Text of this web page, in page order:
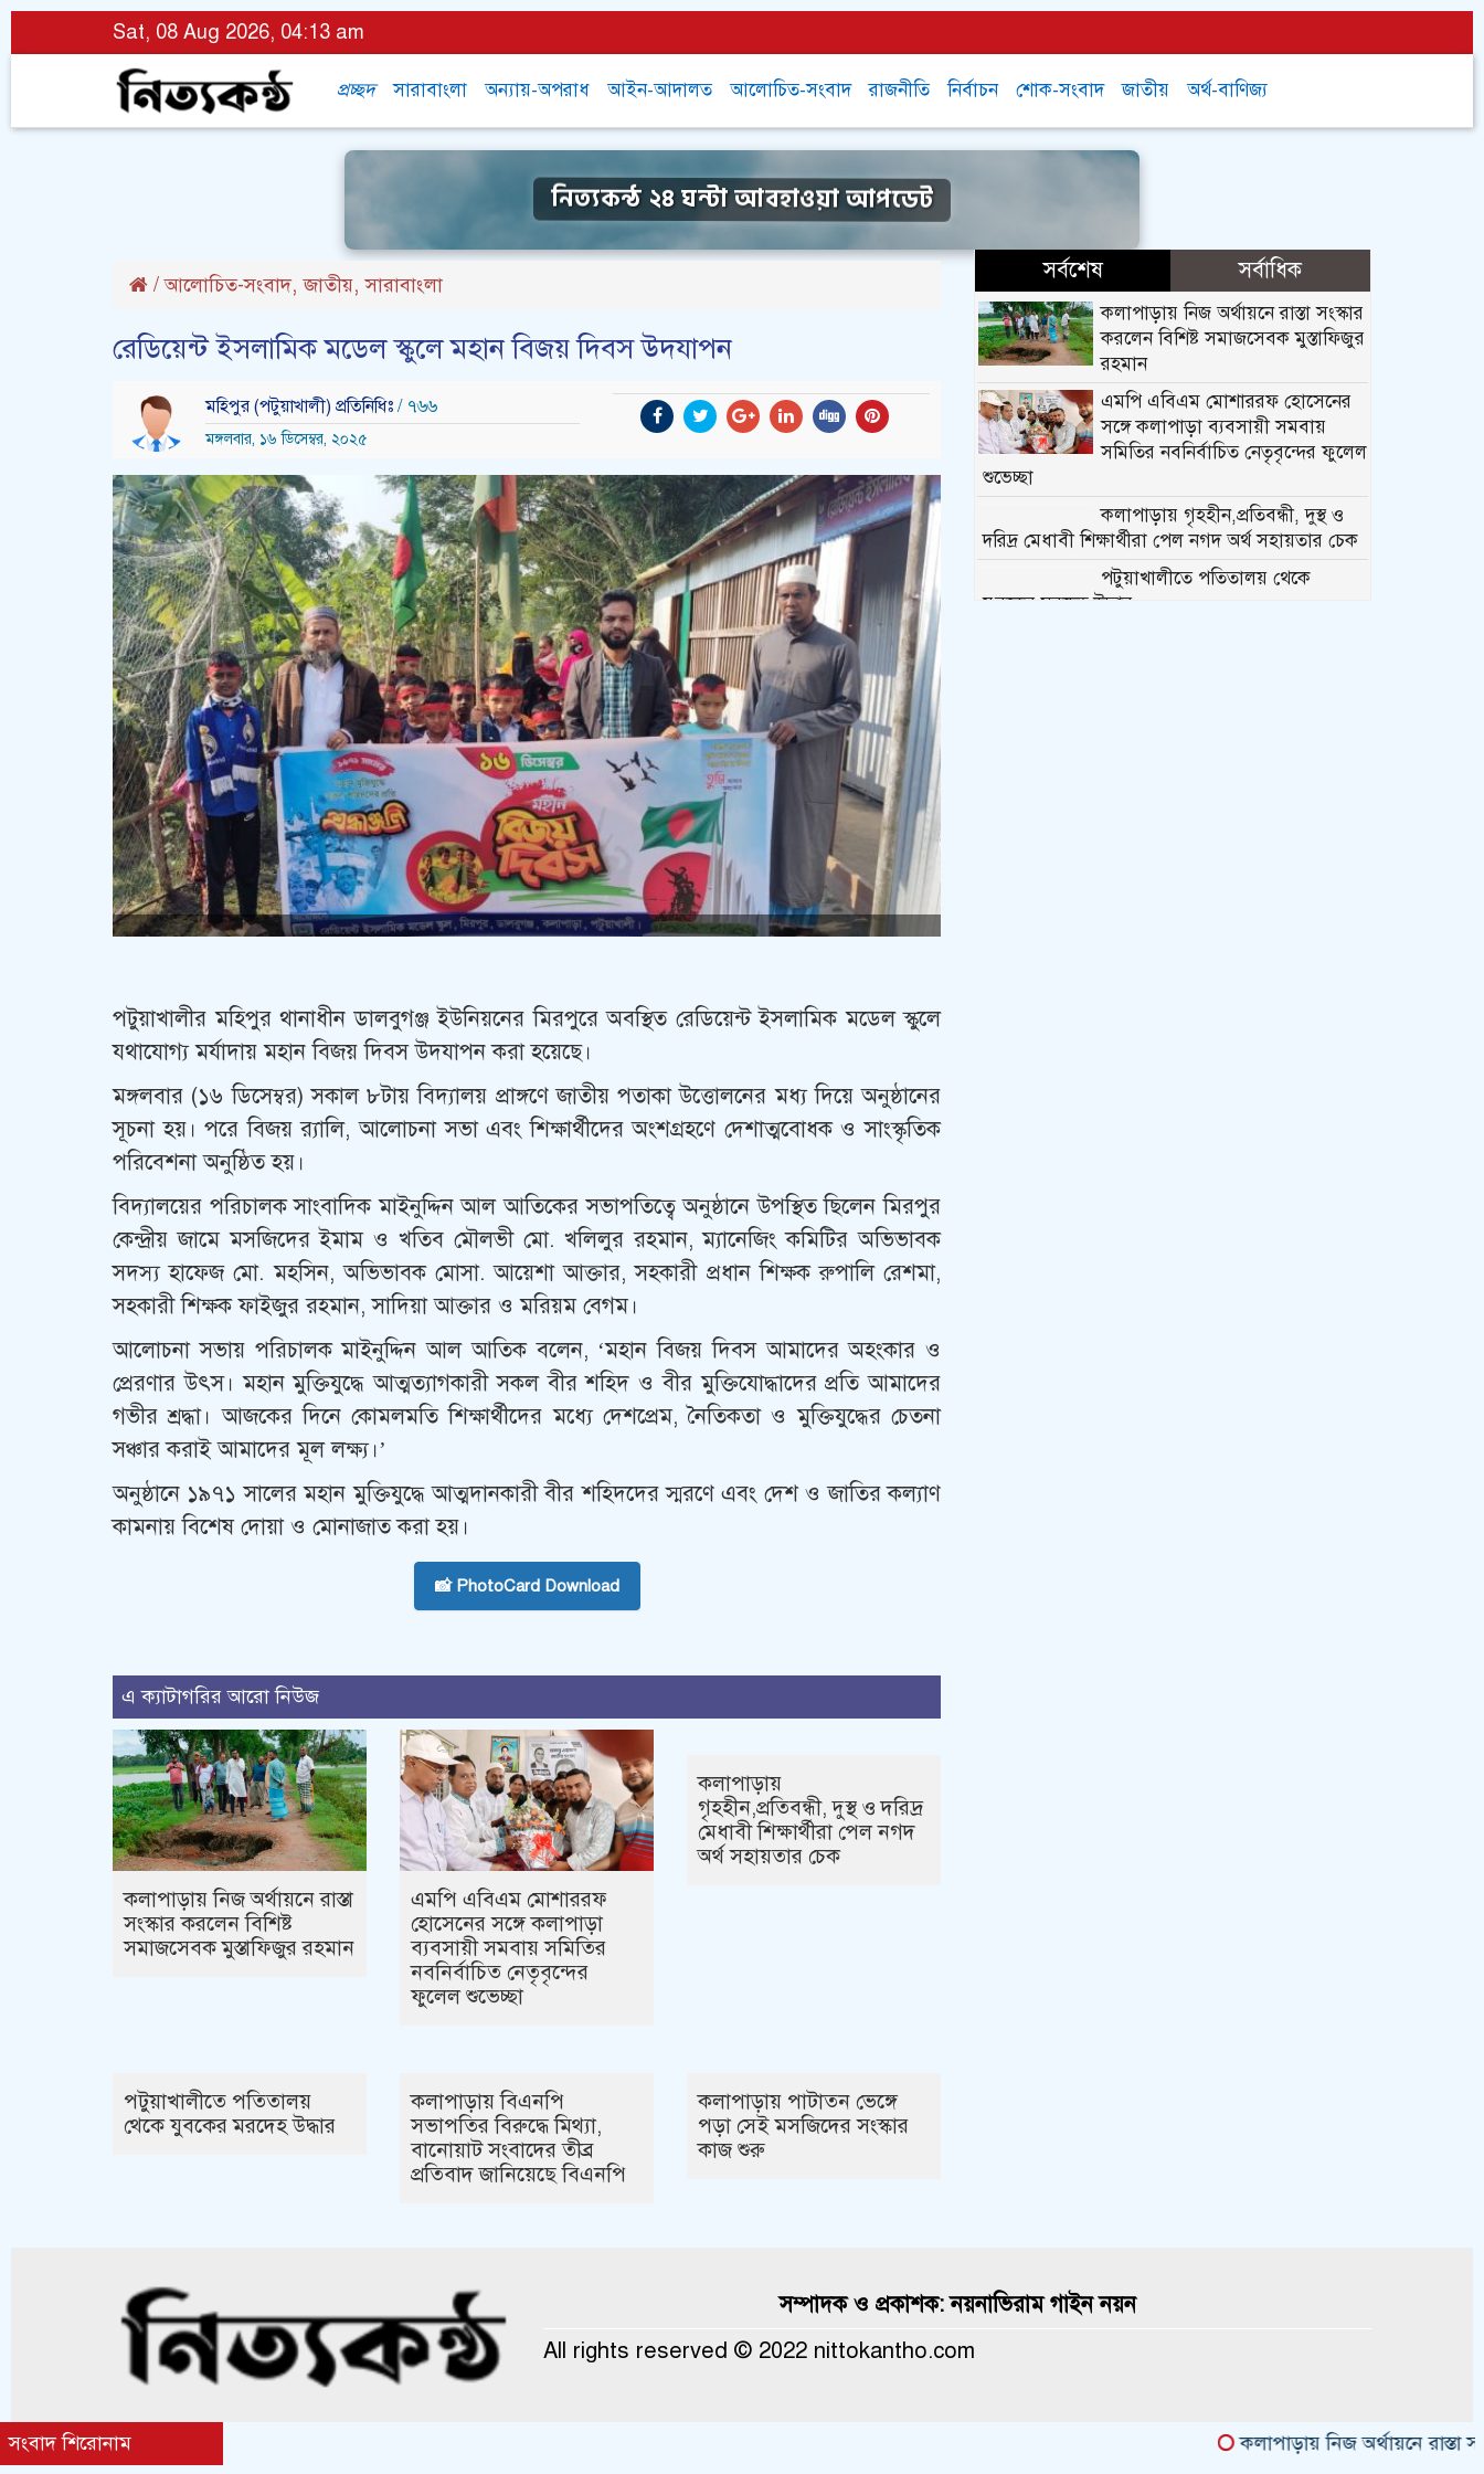
Sat, 08 Aug 2026, 04:13 am
প্রচ্ছদ সারাবাংলা অন্যায়-অপরাধ আইন-আদালত আলোচিত-সংবাদ রাজনীতি নির্বাচন শোক-সংবাদ জাতীয় অর্থ-বাণিজ্য
নিত্যকন্ঠ ২৪ ঘন্টা আবহাওয়া আপডেট
/আলোচিত-সংবাদ,জাতীয়,সারাবাংলা
রেডিয়েন্ট ইসলামিক মডেল স্কুলে মহান বিজয় দিবস উদযাপন
মহিপুর (পটুয়াখালী) প্রতিনিধিঃ / ৭৬৬
মঙ্গলবার, ১৬ ডিসেম্বর, ২০২৫
পটুয়াখালীর মহিপুর থানাধীন ডালবুগঞ্জ ইউনিয়নের মিরপুরে অবস্থিত রেডিয়েন্ট ইসলামিক মডেল স্কুলে
যথাযোগ্য মর্যাদায় মহান বিজয় দিবস উদযাপন করা হয়েছে।
মঙ্গলবার (১৬ ডিসেম্বর) সকাল ৮টায় বিদ্যালয় প্রাঙ্গণে জাতীয় পতাকা উত্তোলনের মধ্য দিয়ে অনুষ্ঠানের
সূচনা হয়। পরে বিজয় র‌্যালি, আলোচনা সভা এবং শিক্ষার্থীদের অংশগ্রহণে দেশাত্মবোধক ও সাংস্কৃতিক
পরিবেশনা অনুষ্ঠিত হয়।
বিদ্যালয়ের পরিচালক সাংবাদিক মাইনুদ্দিন আল আতিকের সভাপতিত্বে অনুষ্ঠানে উপস্থিত ছিলেন মিরপুর
কেন্দ্রীয় জামে মসজিদের ইমাম ও খতিব মৌলভী মো. খলিলুর রহমান, ম্যানেজিং কমিটির অভিভাবক
সদস্য হাফেজ মো. মহসিন, অভিভাবক মোসা. আয়েশা আক্তার, সহকারী প্রধান শিক্ষক রুপালি রেশমা,
সহকারী শিক্ষক ফাইজুর রহমান, সাদিয়া আক্তার ও মরিয়ম বেগম।
আলোচনা সভায় পরিচালক মাইনুদ্দিন আল আতিক বলেন, ‘মহান বিজয় দিবস আমাদের অহংকার ও
প্রেরণার উৎস। মহান মুক্তিযুদ্ধে আত্মত্যাগকারী সকল বীর শহিদ ও বীর মুক্তিযোদ্ধাদের প্রতি আমাদের
গভীর শ্রদ্ধা। আজকের দিনে কোমলমতি শিক্ষার্থীদের মধ্যে দেশপ্রেম, নৈতিকতা ও মুক্তিযুদ্ধের চেতনা
সঞ্চার করাই আমাদের মূল লক্ষ্য।’
অনুষ্ঠানে ১৯৭১ সালের মহান মুক্তিযুদ্ধে আত্মদানকারী বীর শহিদদের স্মরণে এবং দেশ ও জাতির কল্যাণ
কামনায় বিশেষ দোয়া ও মোনাজাত করা হয়।
📸 PhotoCard Download
এ ক্যাটাগরির আরো নিউজ
কলাপাড়ায় নিজ অর্থায়নে রাস্তা
সংস্কার করলেন বিশিষ্ট
সমাজসেবক মুস্তাফিজুর রহমান
এমপি এবিএম মোশাররফ
হোসেনের সঙ্গে কলাপাড়া
ব্যবসায়ী সমবায় সমিতির
নবনির্বাচিত নেতৃবৃন্দের
ফুলেল শুভেচ্ছা
কলাপাড়ায়
গৃহহীন,প্রতিবন্ধী, দুস্থ ও দরিদ্র
মেধাবী শিক্ষার্থীরা পেল নগদ
অর্থ সহায়তার চেক
পটুয়াখালীতে পতিতালয়
থেকে যুবকের মরদেহ উদ্ধার
কলাপাড়ায় বিএনপি
সভাপতির বিরুদ্ধে মিথ্যা,
বানোয়াট সংবাদের তীব্র
প্রতিবাদ জানিয়েছে বিএনপি
কলাপাড়ায় পাটাতন ভেঙ্গে
পড়া সেই মসজিদের সংস্কার
কাজ শুরু
সর্বশেষ সর্বাধিক
কলাপাড়ায় নিজ অর্থায়নে রাস্তা সংস্কার
করলেন বিশিষ্ট সমাজসেবক মুস্তাফিজুর
রহমান
এমপি এবিএম মোশাররফ হোসেনের
সঙ্গে কলাপাড়া ব্যবসায়ী সমবায়
সমিতির নবনির্বাচিত নেতৃবৃন্দের ফুলেল
শুভেচ্ছা
কলাপাড়ায় গৃহহীন,প্রতিবন্ধী, দুস্থ ও
দরিদ্র মেধাবী শিক্ষার্থীরা পেল নগদ অর্থ সহায়তার চেক
পটুয়াখালীতে পতিতালয় থেকে
যুবকের মরদেহ উদ্ধার
সম্পাদক ও প্রকাশক: নয়নাভিরাম গাইন নয়ন
All rights reserved © 2022 nittokantho.com
সংবাদ শিরোনাম কলাপাড়ায় নিজ অর্থায়নে রাস্তা